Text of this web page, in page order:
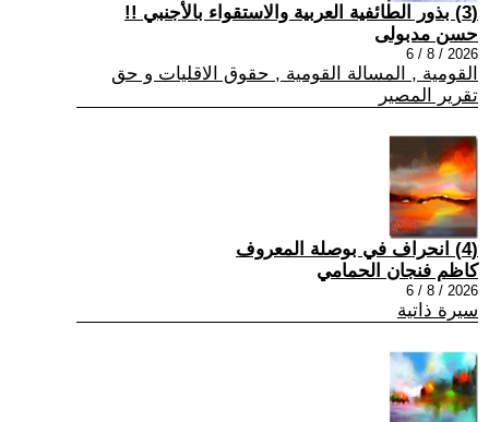
(3) بذور الطائفية العربية والاستقواء بالأجنبي !!
حسن مدبولى
2026 / 8 / 6
القومية , المسالة القومية , حقوق الاقليات و حق
تقرير المصير
(4) انحراف في بوصلة المعروف
كاظم فنجان الحمامي
2026 / 8 / 6
سيرة ذاتية